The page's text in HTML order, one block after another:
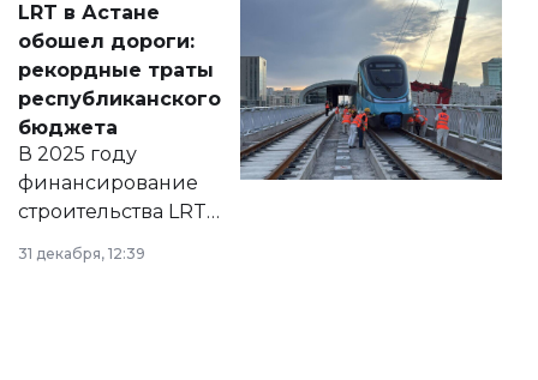
документ
появился в базе
нормативных
правовых актов и
на сайте маслихат
города.
LRT в Астане
обошел дороги:
рекордные траты
республиканского
бюджета
В 2025 году
финансирование
строительства LRT
в Астане из
республиканского
31 декабря, 12:39